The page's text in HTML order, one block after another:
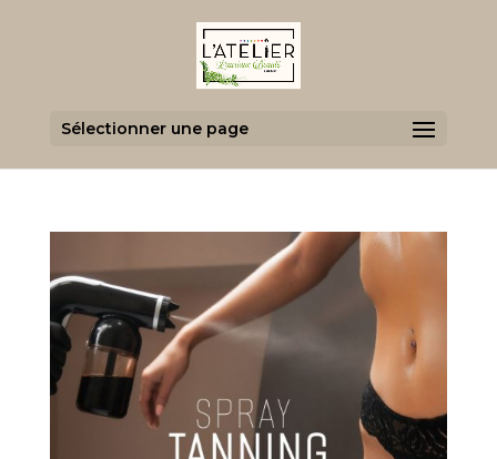
Sélectionner une page